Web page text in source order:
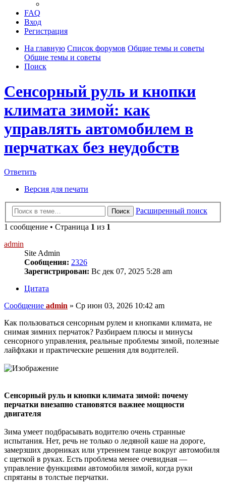
FAQ
Вход
Регистрация
На главную Список форумов Общие темы и советы
Общие темы и советы
Поиск
Сенсорный руль и кнопки
климата зимой: как
управлять автомобилем в
перчатках без неудобств
Ответить
Версия для печати
Поиск
Расширенный поиск
1 сообщение • Страница 1 из 1
admin
Site Admin
Сообщения: 2326
Зарегистрирован: Вс дек 07, 2025 5:28 am
Цитата
Сообщение admin » Ср июн 03, 2026 10:42 am
Как пользоваться сенсорным рулем и кнопками климата, не
снимая зимних перчаток? Разбираем плюсы и минусы
сенсорного управления, реальные проблемы зимой, полезные
лайфхаки и практические решения для водителей.
Сенсорный руль и кнопки климата зимой: почему
перчатки внезапно становятся важнее мощности
двигателя
Зима умеет подбрасывать водителю очень странные
испытания. Нет, речь не только о ледяной каше на дороге,
замерзших дворниках или утреннем танце вокруг автомобиля
с щеткой в руках. Есть проблема менее очевидная —
управление функциями автомобиля зимой, когда руки
спрятаны в толстые перчатки.